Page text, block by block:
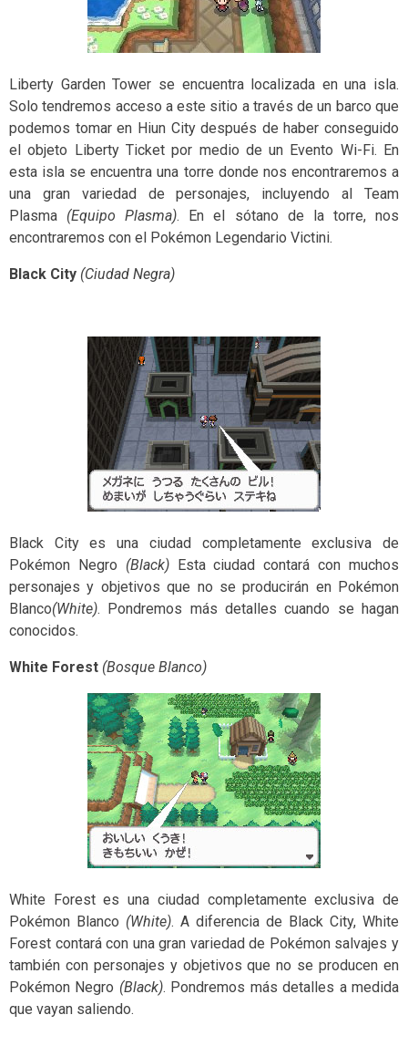
Liberty Garden Tower se encuentra localizada en una isla.
Solo tendremos acceso a este sitio a través de un barco que
podemos tomar en Hiun City después de haber conseguido
el objeto Liberty Ticket por medio de un Evento Wi-Fi. En
esta isla se encuentra una torre donde nos encontraremos a
una gran variedad de personajes, incluyendo al Team
Plasma (Equipo Plasma). En el sótano de la torre, nos
encontraremos con el Pokémon Legendario Victini.
Black City (Ciudad Negra)
Black City es una ciudad completamente exclusiva de
Pokémon Negro (Black)Esta ciudad contará con muchos
personajes y objetivos que no se producirán en Pokémon
Blanco(White). Pondremos más detalles cuando se hagan
conocidos.
White Forest (Bosque Blanco)
White Forest es una ciudad completamente exclusiva de
Pokémon Blanco (White). A diferencia de Black City, White
Forest contará con una gran variedad de Pokémon salvajes y
también con personajes y objetivos que no se producen en
Pokémon Negro (Black). Pondremos más detalles a medida
que vayan saliendo.